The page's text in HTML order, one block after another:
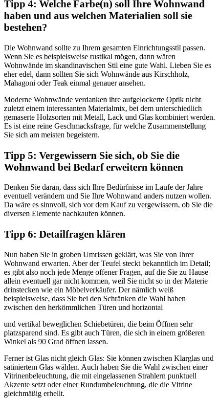
Tipp 4: Welche Farbe(n) soll Ihre Wohnwand
haben und aus welchen Materialien soll sie
bestehen?
Die Wohnwand sollte zu Ihrem gesamten Einrichtungsstil passen.
Wenn Sie es beispielsweise rustikal mögen, dann wären
Wohnwände im skandinavischen Stil eine gute Wahl. Lieben Sie es
eher edel, dann sollten Sie sich Wohnwände aus Kirschholz,
Mahagoni oder Teak einmal genauer ansehen.
Moderne Wohnwände verdanken ihre aufgelockerte Optik nicht
zuletzt einem interessanten Materialmix, bei dem unterschiedlich
gemaserte Holzsorten mit Metall, Lack und Glas kombiniert werden.
Es ist eine reine Geschmacksfrage, für welche Zusammenstellung
Sie sich am meisten begeistern.
Tipp 5: Vergewissern Sie sich, ob Sie die
Wohnwand bei Bedarf erweitern können
Denken Sie daran, dass sich Ihre Bedürfnisse im Laufe der Jahre
eventuell verändern und Sie Ihre Wohnwand anders nutzen wollen.
Da wäre es sinnvoll, sich vor dem Kauf zu vergewissern, ob Sie die
diversen Elemente nachkaufen können.
Tipp 6: Detailfragen klären
Nun haben Sie in groben Umrissen geklärt, was Sie von Ihrer
Wohnwand erwarten. Aber der Teufel steckt bekanntlich im Detail;
es gibt also noch jede Menge offener Fragen, auf die Sie zu Hause
allein eventuell gar nicht kommen, weil Sie nicht so in der Materie
drinstecken wie ein Möbelverkäufer. Der nämlich weiß
beispielsweise, dass Sie bei den Schränken die Wahl haben
zwischen den herkömmlichen Türen und horizontal
und vertikal beweglichen Schiebetüren, die beim Öffnen sehr
platzsparend sind. Es gibt auch Türen, die sich in einem größeren
Winkel als 90 Grad öffnen lassen.
Ferner ist Glas nicht gleich Glas: Sie können zwischen Klarglas und
satiniertem Glas wählen. Auch haben Sie die Wahl zwischen einer
Vitrinenbeleuchtung, die mit eingelassenen Strahlern punktuell
Akzente setzt oder einer Rundumbeleuchtung, die die Vitrine
gleichmäßig erhellt.